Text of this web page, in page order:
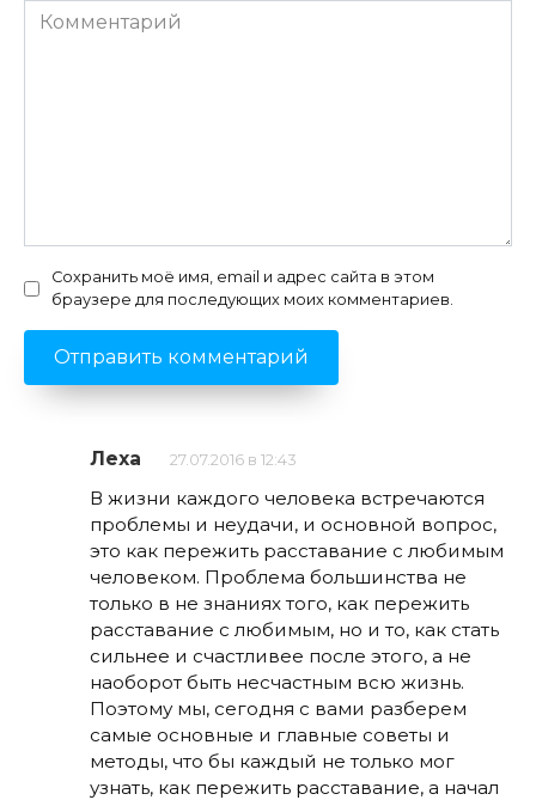
Комментарий
Сохранить моё имя, email и адрес сайта в этом
браузере для последующих моих комментариев.
Леха 27.07.2016 в 12:43
В жизни каждого человека встречаются
проблемы и неудачи, и основной вопрос,
это как пережить расставание с любимым
человеком. Проблема большинства не
только в не знаниях того, как пережить
расставание с любимым, но и то, как стать
сильнее и счастливее после этого, а не
наоборот быть несчастным всю жизнь.
Поэтому мы, сегодня с вами разберем
самые основные и главные советы и
методы, что бы каждый не только мог
узнать, как пережить расставание, а начал